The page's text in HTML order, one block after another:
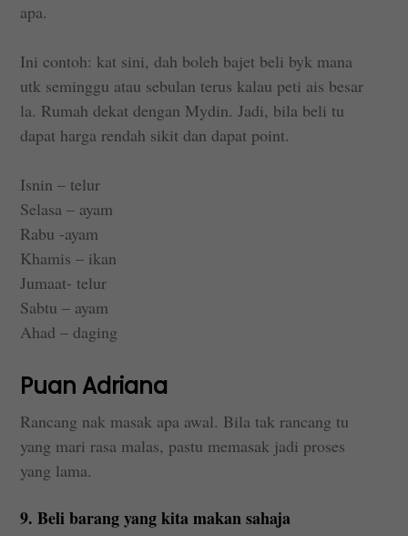
apa.
Ini contoh: kat sini, dah boleh bajet beli byk mana
utk seminggu atau sebulan terus kalau peti ais besar
la. Rumah dekat dengan Mydin. Jadi, bila beli tu
dapat harga rendah sikit dan dapat point.
Isnin – telur
Selasa – ayam
Rabu -ayam
Khamis – ikan
Jumaat- telur
Sabtu – ayam
Ahad – daging
Puan Adriana
Rancang nak masak apa awal. Bila tak rancang tu
yang mari rasa malas, pastu memasak jadi proses
yang lama.
9. Beli barang yang kita makan sahaja